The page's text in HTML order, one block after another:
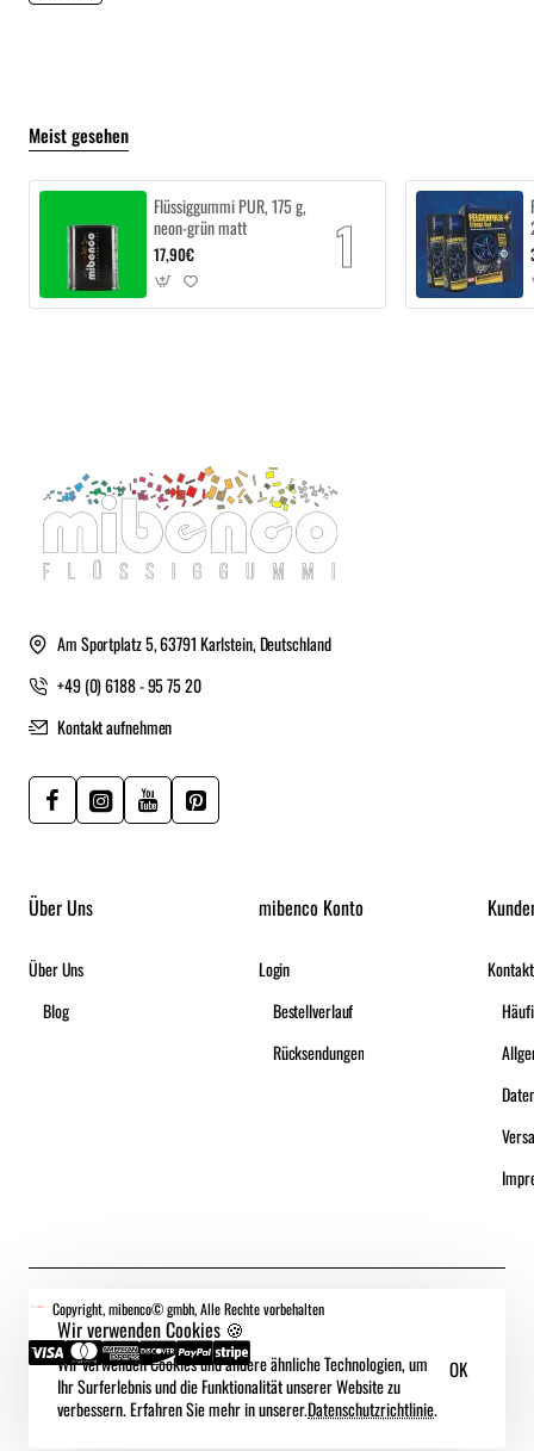
Wir verwenden Cookies 🍪
Wir verwenden Cookies und andere ähnliche Technologien, um
Ihr Surferlebnis und die Funktionalität unserer Website zu
verbessern. Erfahren Sie mehr in unserer.Datenschutzrichtlinie.
OK
Meist gesehen
Flüssiggummi PUR, 175 g,
neon-grün matt
17,90€
Am Sportplatz 5, 63791 Karlstein, Deutschland
+49 (0) 6188 - 95 75 20
Kontakt aufnehmen
Über Uns
Über Uns
Blog
mibenco Konto
Login
Bestellverlauf
Rücksendungen
Kontakt
Copyright, mibenco© gmbh, Alle Rechte vorbehalten